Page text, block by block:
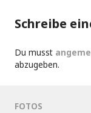
Schreibe
Du musst
abzugeben.
FOTOS